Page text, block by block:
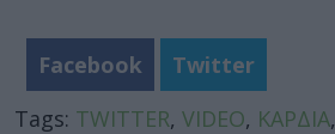
Facebook
Twitter
Tags: TWITTER, VIDEO, ΚΑΡΔΙΑ,